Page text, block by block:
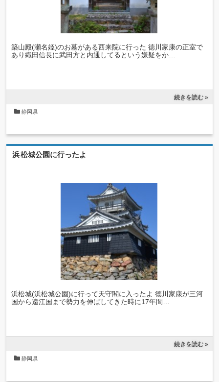
築山殿(瀬名姫)のお墓がある西来院に行った 徳川家康の正室で
あり織田信長に武田方と内通してるという嫌疑をか…
続きを読む »
静岡県
浜松城公園に行ったよ
浜松城(浜松城公園)に行って天守閣に入ったよ 徳川家康が三河
国から遠江国まで勢力を伸ばしてきた時に17年間…
続きを読む »
静岡県